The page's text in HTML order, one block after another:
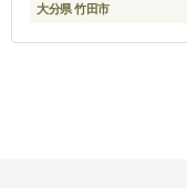
大分県 竹田市